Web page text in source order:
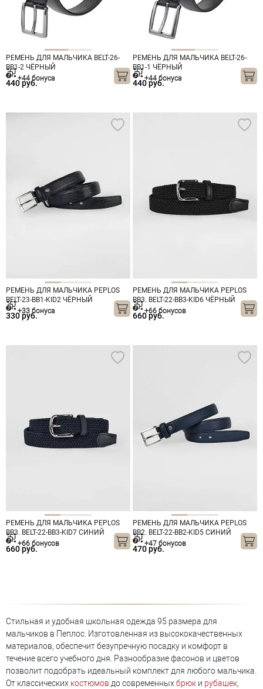
РЕМЕНЬ ДЛЯ МАЛЬЧИКА BELT-26-
BB1-2 ЧЁРНЫЙ
440 руб.
+44 бонуса
РЕМЕНЬ ДЛЯ МАЛЬЧИКА BELT-26-
BB1-1 ЧЁРНЫЙ
440 руб.
+44 бонуса
РЕМЕНЬ ДЛЯ МАЛЬЧИКА PEPLOS
BELT-23-BB1-KID2 ЧЁРНЫЙ
330 руб.
+33 бонуса
РЕМЕНЬ ДЛЯ МАЛЬЧИКА PEPLOS
BB3. BELT-22-BB3-KID6 ЧЁРНЫЙ
660 руб.
+66 бонусов
РЕМЕНЬ ДЛЯ МАЛЬЧИКА PEPLOS
BB3. BELT-22-BB3-KID7 СИНИЙ
660 руб.
+66 бонусов
РЕМЕНЬ ДЛЯ МАЛЬЧИКА PEPLOS
BB2. BELT-22-BB2-KID5 СИНИЙ
470 руб.
+47 бонусов
Стильная и удобная школьная одежда 95 размера для
мальчиков в Пеплос. Изготовленная из высококачественных
материалов, обеспечит безупречную посадку и комфорт в
течение всего учебного дня. Разнообразие фасонов и цветов
позволит подобрать идеальный комплект для любого мальчика.
От классических костюмов до современныхбрюк и рубашек,